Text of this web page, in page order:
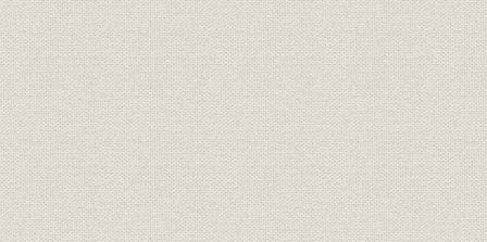
株式;業界
株式の引受・売出および募集・
売出の取扱い状況
1971年(
(昭和57年
債券;シェア 公社債引受4社シェア
1972年(
年)
債券;業界
公社債の引受・売出および募
集・売出の取扱い状況
1970年(昭
(昭和57年